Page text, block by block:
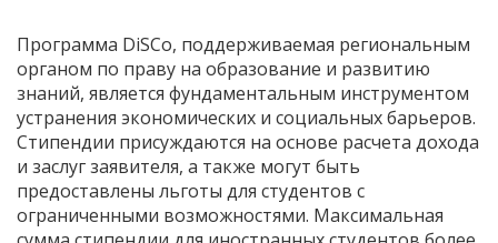
Программа DiSCo, поддерживаемая региональным
органом по праву на образование и развитию
знаний, является фундаментальным инструментом
устранения экономических и социальных барьеров.
Стипендии присуждаются на основе расчета дохода
и заслуг заявителя, а также могут быть
предоставлены льготы для студентов с
ограниченными возможностями. Максимальная